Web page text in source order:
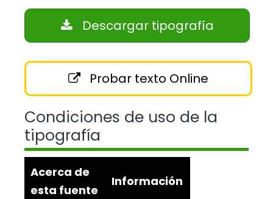
Descargar tipografía
Probar texto Online
Condiciones de uso de la
tipografía
Acerca de
esta fuente
Información